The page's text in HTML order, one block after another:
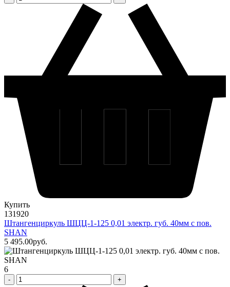
Купить
131920
Штангенциркуль ШЦЦ-1-125 0,01 электр. губ. 40мм с пов.
SHAN
5 495.00pуб.
6